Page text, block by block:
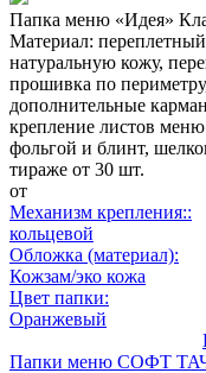
Папка меню «Идея»
Материал:
натуральную кожу,
прошивка по
дополнительные
крепление листов
фольгой и блинт,
тираже от 30 шт.
от
Механизм крепления::
кольцевой
Обложка (материал):
Кожзам/эко кожа
Цвет папки:
Оранжевый
Папки меню СОФТ